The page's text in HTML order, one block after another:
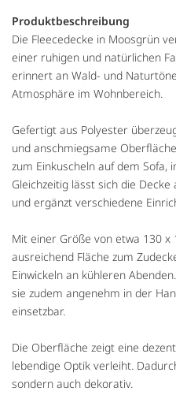
Produktbeschreibung
Die Fleecedecke in Moosgrün
einer ruhigen und natürlichen
erinnert an Wald- und
Atmosphäre im Wohnbereich.
Gefertigt aus Polyester
und anschmiegsame
zum Einkuscheln auf dem Sofa,
Gleichzeitig lässt sich die
und ergänzt verschiedene
Mit einer Größe von etwa 130 x
ausreichend Fläche zum
Einwickeln an kühleren
sie zudem angenehm in der
einsetzbar.
Die Oberfläche zeigt eine
lebendige Optik verleiht.
sondern auch dekorativ.